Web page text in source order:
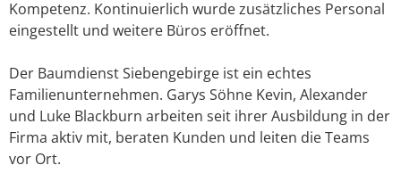
Kompetenz. Kontinuierlich wurde zusätzliches Personal
eingestellt und weitere Büros eröffnet.
Der Baumdienst Siebengebirge ist ein echtes
Familienunternehmen. Garys Söhne Kevin, Alexander
und Luke Blackburn arbeiten seit ihrer Ausbildung in der
Firma aktiv mit, beraten Kunden und leiten die Teams
vor Ort.